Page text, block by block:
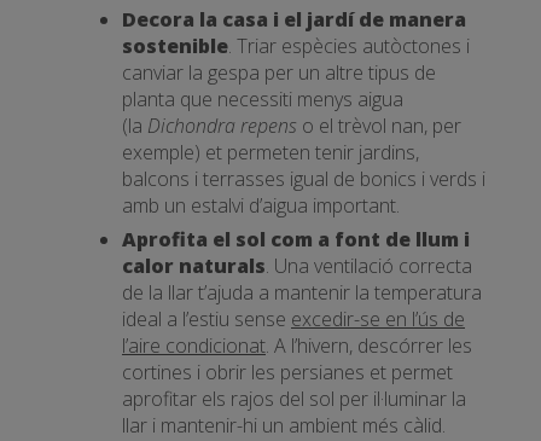
Decora la casa i el jardí de manera
sostenible. Triar espècies autòctones i
canviar la gespa per un altre tipus de
planta que necessiti menys aigua
(la Dichondra repens o el trèvol nan, per
exemple) et permeten tenir jardins,
balcons i terrasses igual de bonics i verds i
amb un estalvi d’aigua important.
Aprofita el sol com a font de llum i
calor naturals. Una ventilació correcta
de la llar t’ajuda a mantenir la temperatura
ideal a l’estiu sense excedir-se en l’ús de
l’aire condicionat. A l’hivern, descórrer les
cortines i obrir les persianes et permet
aprofitar els rajos del sol per il·luminar la
llar i mantenir-hi un ambient més càlid.